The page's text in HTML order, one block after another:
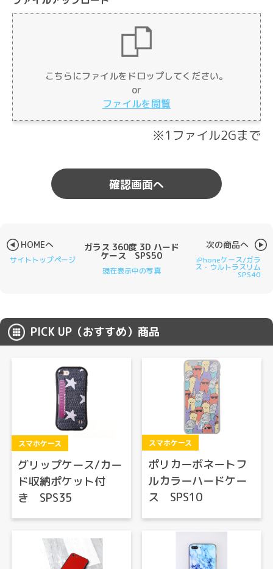
Drag & Drop Files Here
or
Browse Files
こちらにファイルをドロップしてください。
or
ファイルを閲覧
※1ファイル2Gまで
HOMEへ
サイトトップページ
ガラス 360度 3D ハード
ケース SPS50
現在表示中の写真
次の商品へ
iPhoneケース/ガラ
ス・ウルトラスリム
SPS40
PICK UP（おすすめ）商品
スマホケース
グリップケース/カー
ド収納ポケット付
き SPS35
スマホケース
ポリカーボネートフ
ルカラーハードケー
ス SPS10